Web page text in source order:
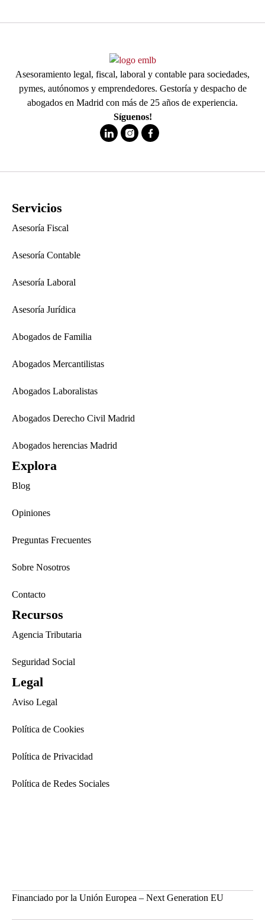
Asesoramiento legal, fiscal, laboral y contable para sociedades,
pymes, autónomos y emprendedores. Gestoría y despacho de
abogados en Madrid con más de 25 años de experiencia.
Síguenos!
Servicios
Asesoría Fiscal
Asesoría Contable
Asesoría Laboral
Asesoría Jurídica
Abogados de Familia
Abogados Mercantilistas
Abogados Laboralistas
Abogados Derecho Civil Madrid
Abogados herencias Madrid
Explora
Blog
Opiniones
Preguntas Frecuentes
Sobre Nosotros
Contacto
Recursos
Agencia Tributaria
Seguridad Social
Legal
Aviso Legal
Política de Cookies
Política de Privacidad
Política de Redes Sociales
Financiado por la Unión Europea – Next Generation EU